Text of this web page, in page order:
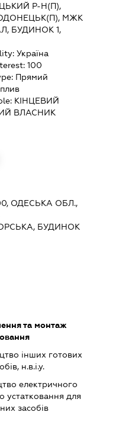
Р-Н(П),
МЖК
БУДИНОК 1,
Україна
100
Прямий
КІНЦЕВИЙ
ВЛАСНИК
ОДЕСЬКА ОБЛ.,
БУДИНОК
та монтаж
інших готових
н.в.і.у.
електричного
устатковання для
засобів